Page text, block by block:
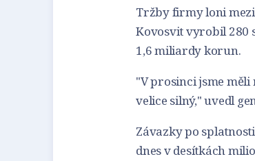
Tržby firmy loni
Kovosvit vyrobil 280
1,6 miliardy korun.
"V prosinci jsme
velice silný," uvedl
Závazky po
dnes v desítkách